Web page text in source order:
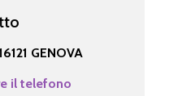
GENOVA
il telefono